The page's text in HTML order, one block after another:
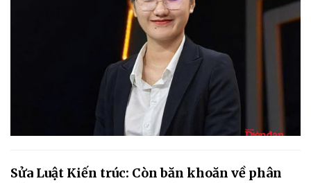
Sửa Luật Kiến trúc: Còn băn khoăn về phân